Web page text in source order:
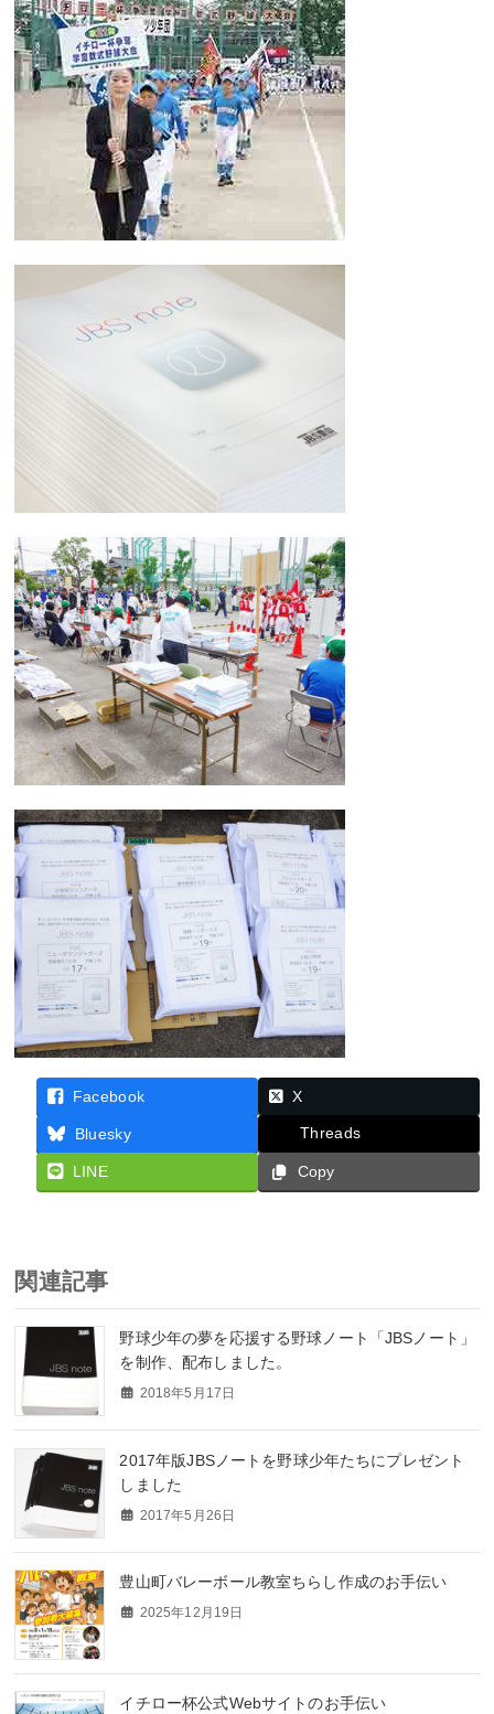
Facebook X
Bluesky Threads
LINE Copy
関連記事
野球少年の夢を応援する野球ノート「JBSノート」
を制作、配布しました。
2018年5月17日
2017年版JBSノートを野球少年たちにプレゼント
しました
2017年5月26日
豊山町バレーボール教室ちらし作成のお手伝い
2025年12月19日
イチロー杯公式Webサイトのお手伝い